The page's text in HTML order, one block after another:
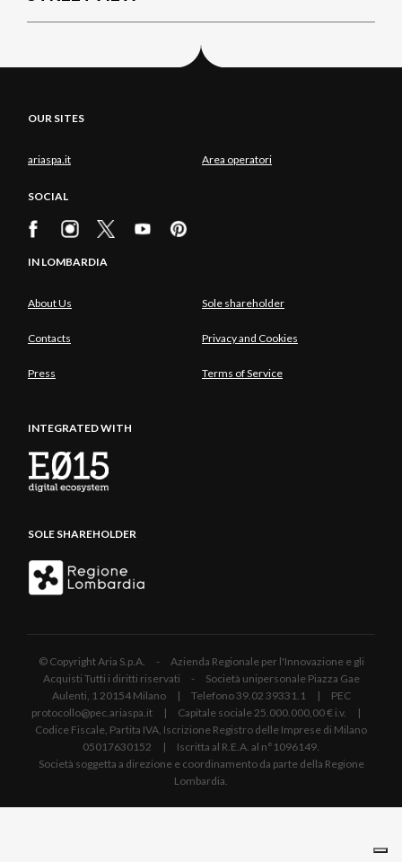
OUR SITES
ariaspa.it Area operatori
SOCIAL
IN LOMBARDIA
About Us Sole shareholder
Contacts Privacy and Cookies
Press Terms of Service
INTEGRATED WITH
SOLE SHAREHOLDER
© Copyright Aria S.p.A. - Azienda Regionale per l'Innovazione e gli
Acquisti Tutti i diritti riservati - Società unipersonale Piazza Gae
Aulenti, 1 20154 Milano | Telefono 39.02 39331.1 | PEC
protocollo@pec.ariaspa.it | Capitale sociale 25.000.000,00 € i.v. |
Codice Fiscale, Partita IVA, Iscrizione Registro delle Imprese di Milano
05017630152 | Iscritta al R.E.A. al n°1096149.
Società soggetta a direzione e coordinamento da parte della Regione
Lombardia.